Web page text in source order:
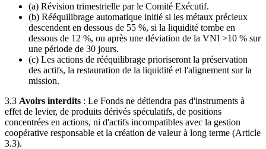
(a) Révision trimestrielle par le Comité Exécutif.
(b) Rééquilibrage automatique initié si les métaux précieux
descendent en dessous de 55 %, si la liquidité tombe en
dessous de 12 %, ou après une déviation de la VNI >10 % sur
une période de 30 jours.
(c) Les actions de rééquilibrage prioriseront la préservation
des actifs, la restauration de la liquidité et l'alignement sur la
mission.
3.3 Avoirs interdits : Le Fonds ne détiendra pas d'instruments à
effet de levier, de produits dérivés spéculatifs, de positions
concentrées en actions, ni d'actifs incompatibles avec la gestion
coopérative responsable et la création de valeur à long terme (Article
3.3).